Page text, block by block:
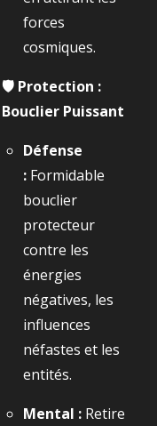
forces
cosmiques.
🛡️ Protection :
Bouclier Puissant
Défense
: Formidable
bouclier
protecteur
contre les
énergies
négatives, les
influences
néfastes et les
entités.
Mental : Retire